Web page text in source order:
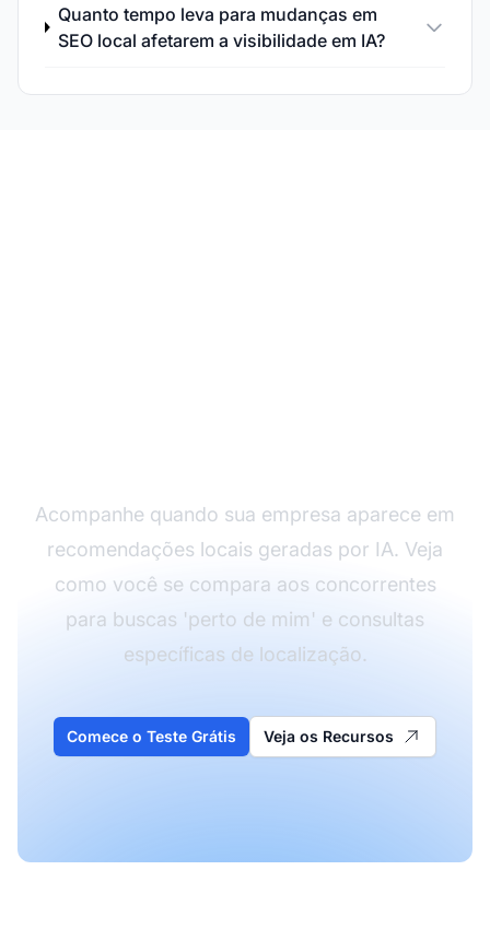
Quanto tempo leva para mudanças em
SEO local afetarem a visibilidade em IA?
Acompanhe quando sua empresa aparece em
recomendações locais geradas por IA. Veja
como você se compara aos concorrentes
para buscas 'perto de mim' e consultas
específicas de localização.
Comece o Teste Grátis Veja os Recursos